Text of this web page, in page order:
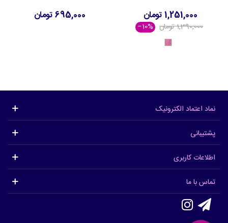
1,251,000 تومان
1,390,000 تومان
‎−10%
42159
-
695,000 تومان
نماد اعتماد الکترونیک
پشتیبانی
اطلاعات کاربری
تماس با ما